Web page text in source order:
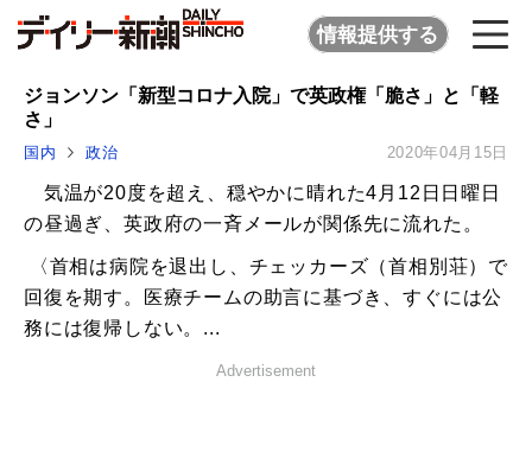
情報提供する
ジョンソン「新型コロナ入院」で英政権「脆さ」と「軽
さ」
国内 政治 2020年04月15日
気温が20度を超え、穏やかに晴れた4月12日日曜日
の昼過ぎ、英政府の一斉メールが関係先に流れた。
〈首相は病院を退出し、チェッカーズ（首相別荘）で
回復を期す。医療チームの助言に基づき、すぐには公
務には復帰しない。...
Advertisement